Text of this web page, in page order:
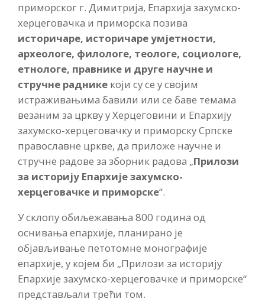
приморског г. Димитрија, Епархија захумско-
херцеговачка и приморска позива
историчаре, историчаре умјетности,
археологе, филологе, теологе, социологе,
етнологе, правнике и друге научне и
стручне раднике који су се у својим
истраживањима бавили или се баве темама
везаним за цркву у Херцеговини и Епархију
захумско-херцеговачку и приморску Српске
православне цркве, да приложе научне и
стручне радове за зборник радова „Прилози
за историју Епархије захумско-
херцеговачке и приморске“.
У склопу обиљежавања 800 година од
оснивања епархије, планирано је
објављивање петотомне монографије
епархије, у којем би „Прилози за историју
Епархије захумско-херцеговачке и приморске“
представљали трећи том.